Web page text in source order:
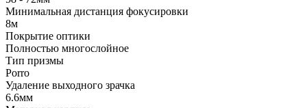
Минимальная дистанция фокусировки
8м
Покрытие оптики
Полностью многослойное
Тип призмы
Porro
Удаление выходного зрачка
6.6мм